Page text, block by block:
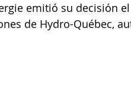
emitió su decisión
de Hydro-Québec,